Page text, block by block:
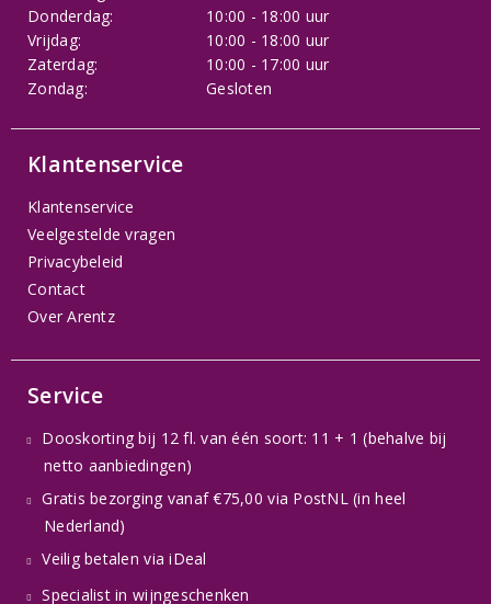
Donderdag:
10:00 - 18:00 uur
Vrijdag:
10:00 - 18:00 uur
Zaterdag:
10:00 - 17:00 uur
Zondag:
Gesloten
Klantenservice
Klantenservice
Veelgestelde vragen
Privacybeleid
Contact
Over Arentz
Service
Dooskorting bij 12 fl. van één soort: 11 + 1 (behalve bij
netto aanbiedingen)
Gratis bezorging vanaf €75,00 via PostNL (in heel
Nederland)
Veilig betalen via iDeal
Specialist in wijngeschenken